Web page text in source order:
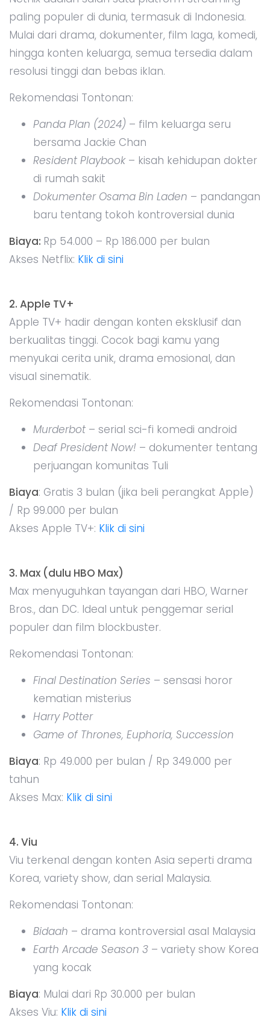
paling populer di dunia, termasuk di Indonesia.
Mulai dari drama, dokumenter, film laga, komedi,
hingga konten keluarga, semua tersedia dalam
resolusi tinggi dan bebas iklan.
Rekomendasi Tontonan:
Panda Plan (2024) – film keluarga seru
bersama Jackie Chan
Resident Playbook – kisah kehidupan dokter
di rumah sakit
Dokumenter Osama Bin Laden – pandangan
baru tentang tokoh kontroversial dunia
Biaya: Rp 54.000 – Rp 186.000 per bulan
Akses Netflix: Klik di sini
2. Apple TV+
Apple TV+ hadir dengan konten eksklusif dan
berkualitas tinggi. Cocok bagi kamu yang
menyukai cerita unik, drama emosional, dan
visual sinematik.
Rekomendasi Tontonan:
Murderbot – serial sci-fi komedi android
Deaf President Now! – dokumenter tentang
perjuangan komunitas Tuli
Biaya: Gratis 3 bulan (jika beli perangkat Apple)
/ Rp 99.000 per bulan
Akses Apple TV+: Klik di sini
3. Max (dulu HBO Max)
Max menyuguhkan tayangan dari HBO, Warner
Bros., dan DC. Ideal untuk penggemar serial
populer dan film blockbuster.
Rekomendasi Tontonan:
Final Destination Series – sensasi horor
kematian misterius
Harry Potter
Game of Thrones, Euphoria, Succession
Biaya: Rp 49.000 per bulan / Rp 349.000 per
tahun
Akses Max: Klik di sini
4. Viu
Viu terkenal dengan konten Asia seperti drama
Korea, variety show, dan serial Malaysia.
Rekomendasi Tontonan:
Bidaah – drama kontroversial asal Malaysia
Earth Arcade Season 3 – variety show Korea
yang kocak
Biaya: Mulai dari Rp 30.000 per bulan
Akses Viu: Klik di sini